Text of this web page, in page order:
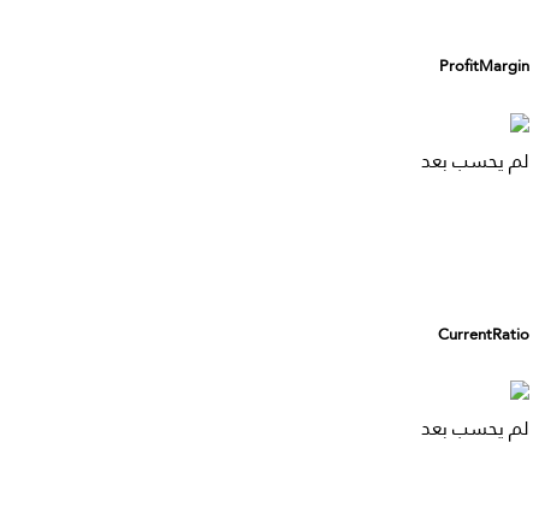
ProfitMargin
لم يحسب بعد
CurrentRatio
لم يحسب بعد